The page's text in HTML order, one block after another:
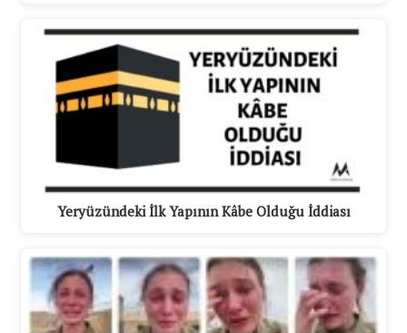
Yeryüzündeki İlk Yapının Kâbe Olduğu İddiası